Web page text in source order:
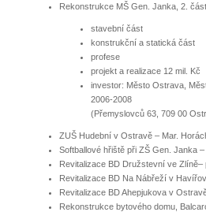
Rekonstrukce MŠ Gen. Janka, 2.
stavební část
konstrukční a statická část
profese
projekt a realizace 12 mil. Kč
investor: Město Ostrava,
2006-2008
(Přemyslovců 63, 709 00
ZUŠ Hudební v Ostravě – Mar.
Softballové hřiště při ZŠ Gen. Janka
Revitalizace BD Družstevní ve Zlíně–
Revitalizace BD Na Nábřeží v
Revitalizace BD Ahepjukova v
Rekonstrukce bytového domu,